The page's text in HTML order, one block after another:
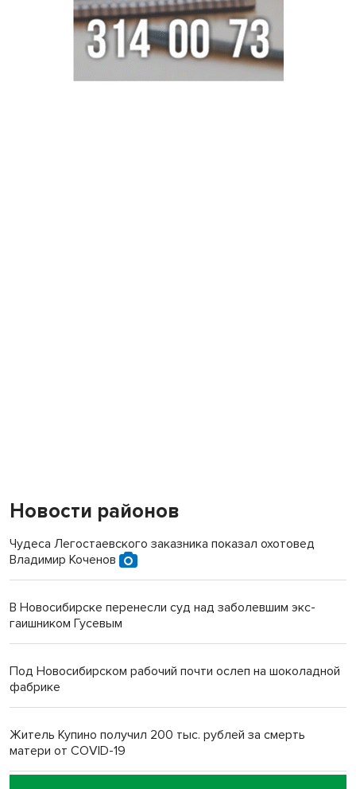
Новости районов
Чудеса Легостаевского заказника показал охотовед
Владимир Коченов
В Новосибирске перенесли суд над заболевшим экс-
гаишником Гусевым
Под Новосибирском рабочий почти ослеп на шоколадной
фабрике
Житель Купино получил 200 тыс. рублей за смерть
матери от COVID-19